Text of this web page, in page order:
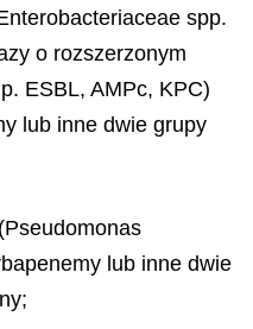
spp.
o rozszerzonym
ESBL, AMPc, KPC)
lub inne dwie grupy
Pseudomonas
lub inne dwie